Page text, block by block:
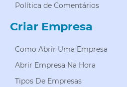
Política de Comentários
Criar Empresa
Como Abrir Uma Empresa
Abrir Empresa Na Hora
Tipos De Empresas